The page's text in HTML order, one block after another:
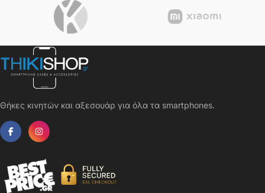
Θήκες κινητών και αξεσουάρ για όλα τα smartphones.